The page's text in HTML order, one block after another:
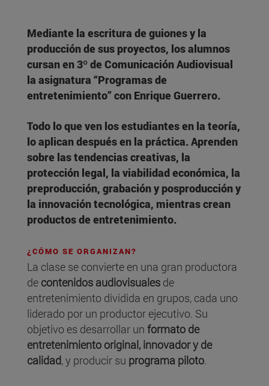
Mediante la escritura de guionesy la
producciónde sus proyectos, los alumnos
cursan en 3º de Comunicación Audiovisual
la asignatura “Programas de
entretenimiento” con Enrique Guerrero.
Todo lo que ven los estudiantes en la teoría,
lo aplican después en la práctica. Aprenden
sobre las tendencias creativas, la
protección legal, la viabilidad económica, la
preproducción, grabación y posproducción y
la innovación tecnológica, mientras crean
productos de entretenimiento.
¿CÓMO SE ORGANIZAN?
La clase se convierte en una gran productora
de contenidos audiovisuales de
entretenimiento dividida en grupos, cada uno
liderado por un productor ejecutivo. Su
objetivo es desarrollar un formato de
entretenimiento original, innovador y de
calidad, y producir su programa piloto.